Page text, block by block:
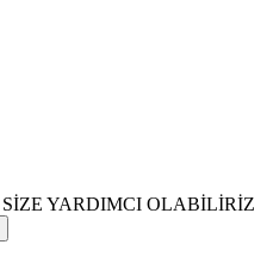
YARDIMCI OLABİLİRİZ